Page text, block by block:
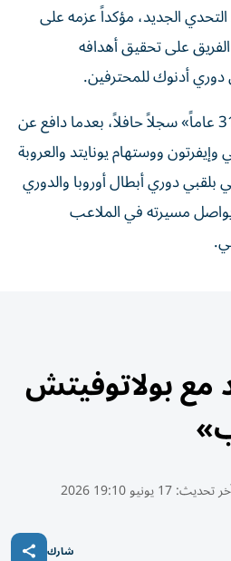
الجديد، مؤكداً عزمه على
على تحقيق أهدافه
أدنوك للمحترفين.
ويملك المدافع الفرنسي «31 عاماً» سجلاً حافلاً، بعدما دافع عن
ووستهام يونايتد والعروبة
دوري أبطال أوروبا والدوري
يواصل مسيرته في الملاعب
مع بولاتوفيتش
تحديث:17 يونيو 19:10 2026
شارك